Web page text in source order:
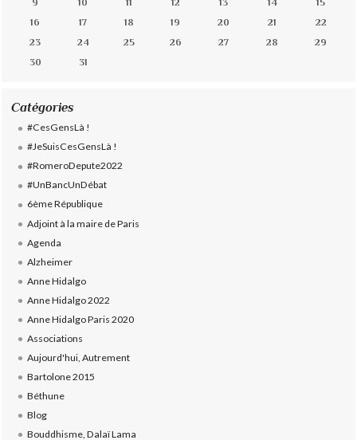
9
10 11 12 13 14
15
16
17 18 19 20 21
22
23
24 25 26 27 28
29
30
31
Catégories
#CesGensLà !
#JeSuisCesGensLà !
#RomeroDepute2022
#UnBancUnDébat
6ème République
Adjoint à la maire de Paris
Agenda
Alzheimer
Anne Hidalgo
Anne Hidalgo 2022
Anne Hidalgo Paris 2020
Associations
Aujourd'hui, Autrement
Bartolone 2015
Béthune
Blog
Bouddhisme, Dalaï Lama